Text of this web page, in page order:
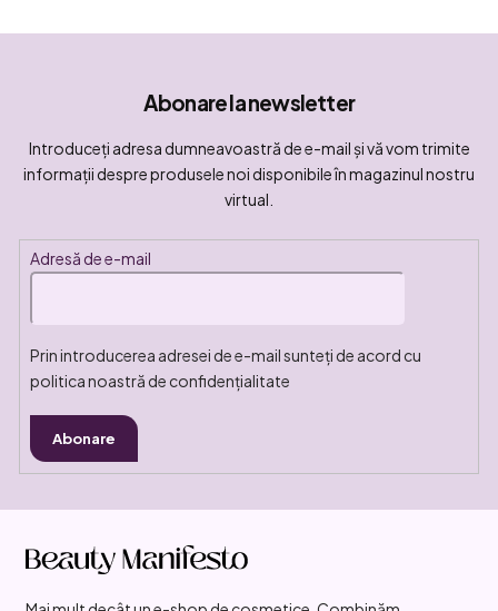
Abonare la newsletter
Introduceţi adresa dumneavoastră de e-mail şi vă vom trimite
informaţii despre produsele noi disponibile în magazinul nostru
virtual.
Adresă de e-mail
Prin introducerea adresei de e-mail sunteți de acord cu
politica noastră de confidențialitate
Abonare